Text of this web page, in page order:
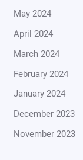
May 2024
April 2024
March 2024
February 2024
January 2024
December 2023
November 2023